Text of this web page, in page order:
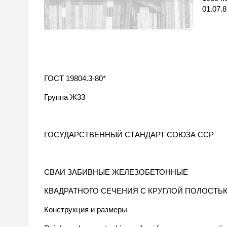
ГОСТ 19804.3-80*
Группа Ж33
ГОСУДАРСТВЕННЫЙ СТАНДАРТ СОЮЗА ССР
СВАИ ЗАБИВНЫЕ ЖЕЛЕЗОБЕТОННЫЕ
КВАДРАТНОГО СЕЧЕНИЯ С КРУГЛОЙ
Конструкция и размеры